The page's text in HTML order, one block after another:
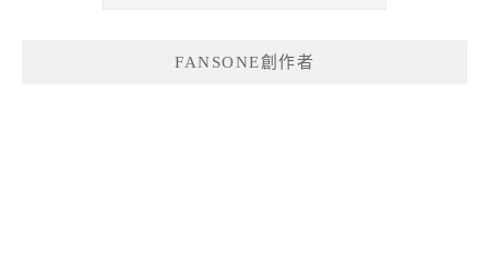
FANSONE創作者